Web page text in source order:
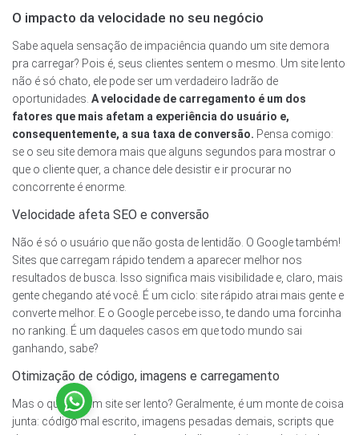
O impacto da velocidade no seu negócio
Sabe aquela sensação de impaciência quando um site demora
pra carregar? Pois é, seus clientes sentem o mesmo. Um site lento
não é só chato, ele pode ser um verdadeiro ladrão de
oportunidades. A velocidade de carregamento é um dos
fatores que mais afetam a experiência do usuário e,
consequentemente, a sua taxa de conversão. Pensa comigo:
se o seu site demora mais que alguns segundos para mostrar o
que o cliente quer, a chance dele desistir e ir procurar no
concorrente é enorme.
Velocidade afeta SEO e conversão
Não é só o usuário que não gosta de lentidão. O Google também!
Sites que carregam rápido tendem a aparecer melhor nos
resultados de busca. Isso significa mais visibilidade e, claro, mais
gente chegando até você. É um ciclo: site rápido atrai mais gente e
converte melhor. E o Google percebe isso, te dando uma forcinha
no ranking. É um daqueles casos em que todo mundo sai
ganhando, sabe?
Otimização de código, imagens e carregamento
Mas o que faz um site ser lento? Geralmente, é um monte de coisa
junta: código mal escrito, imagens pesadas demais, scripts que
Site Confiável
Certificado: Trustindex